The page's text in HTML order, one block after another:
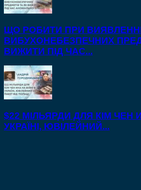
ЩО РОБИТИ ПРИ
ВИБУХОНЕБЕЗПЕЧНИХ
ВИЖИТИ ПІД ЧАС...
$22 МІЛЬЯРДИ ДЛЯ КІМ ЧЕН
УКРАЇНІ, ЮВІЛЕЙНИЙ...